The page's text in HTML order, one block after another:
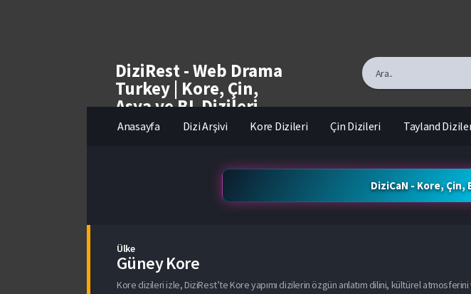
DiziRest - Web Drama
Turkey | Kore, Çin,
Asya ve BL Dizileri
izle
Anasayfa Dizi Arşivi Kore Dizileri Çin Dizileri Tayland
DiziCaN - Kore,
Ülke
Güney Kore
Kore dizileri izle, DiziRest’te Kore yapımı dizilerin özgün anlatım dilini, kültürel